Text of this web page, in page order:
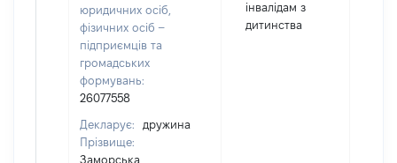
юридичних осіб,
фізичних осіб –
підприємців та
громадських
формувань:
26077558
Декларує:
дружина
Прізвище:
Заморська
інвалідам з
дитинства